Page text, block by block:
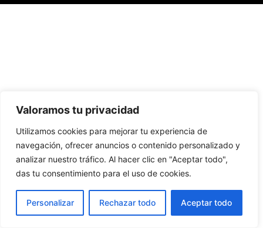
Valoramos tu privacidad
Utilizamos cookies para mejorar tu experiencia de
navegación, ofrecer anuncios o contenido personalizado y
analizar nuestro tráfico. Al hacer clic en "Aceptar todo",
das tu consentimiento para el uso de cookies.
Personalizar Rechazar todo Aceptar todo